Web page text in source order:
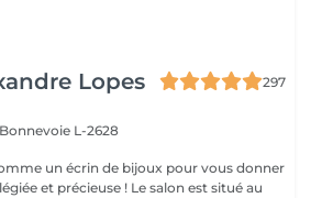
Lopes
297
Bonnevoie L-2628
un écrin de bijoux pour vous donner
et précieuse ! Le salon est situé au